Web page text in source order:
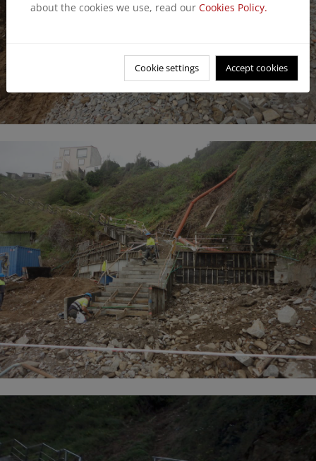
about the cookies we use, read our Cookies Policy.
Cookie settings Accept cookies